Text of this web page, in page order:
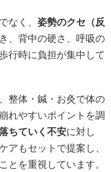
なく、 姿勢のクセ（反
、背中の硬さ、呼吸の
行時に負担が集中して
整体・鍼・お灸で体の
れやすいポイントを調
ちていく不安に対し
アもセットで提案し、
とを重視しています。